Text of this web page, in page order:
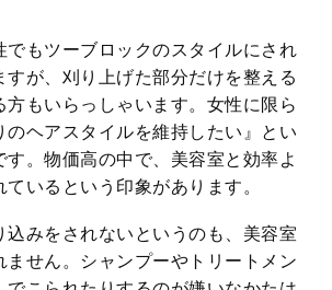
でもツーブロックのスタイルにされ
すが、刈り上げた部分だけを整える
方もいらっしゃいます。女性に限ら
のヘアスタイルを維持したい』とい
す。物価高の中で、美容室と効率よ
ているという印象があります。
込みをされないというのも、美容室
ません。シャンプーやトリートメン